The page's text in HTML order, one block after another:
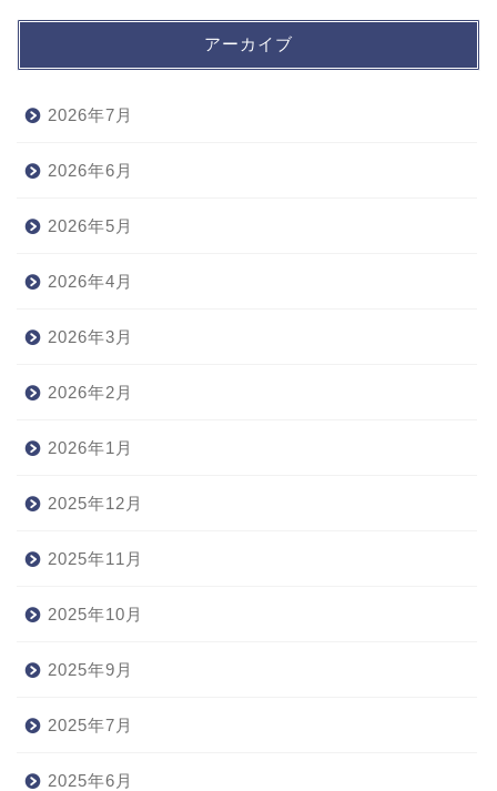
アーカイブ
2026年7月
2026年6月
2026年5月
2026年4月
2026年3月
2026年2月
2026年1月
2025年12月
2025年11月
2025年10月
2025年9月
2025年7月
2025年6月